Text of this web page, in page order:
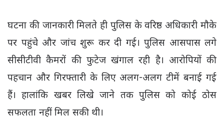
घटना की जानकारी मिलते ही पुलिस के वरिष्ठ अधिकारी मौके
पर पहुंचे और जांच शुरू कर दी गई। पुलिस आसपास लगे
सीसीटीवी कैमरों की फुटेज खंगाल रही है। आरोपियों की
पहचान और गिरफ्तारी के लिए अलग-अलग टीमें बनाई गई
हैं। हालांकि खबर लिखे जाने तक पुलिस को कोई ठोस
सफलता नहीं मिल सकी थी।